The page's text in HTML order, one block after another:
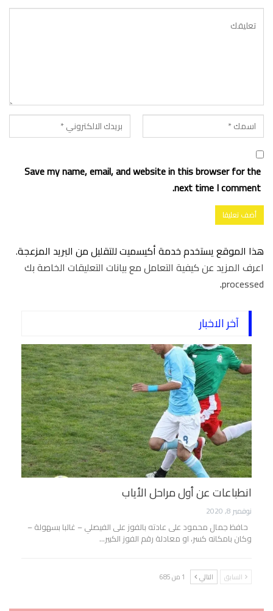
Save my name, email, and website in this browser for the
next time I comment.
هذا الموقع يستخدم خدمة أكيسميت للتقليل من البريد المزعجة.
اعرف المزيد عن كيفية التعامل مع بيانات التعليقات الخاصة بك
processed
.
آخر الاخبار
انطباعات عن أول مراحل الأياب
نوفمبر 8, 2020
حافظ جمال محمود على عادته بالفوز على الفيصلي – غالبا بسهولة –
وكان بامكانه كسر، او معادلة رقم الفوز الكبير…
السابق التالي 1 من 685